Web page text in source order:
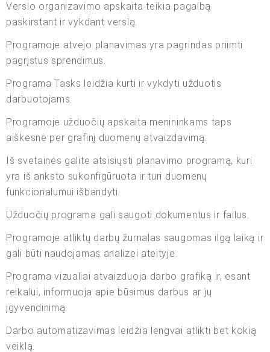
Verslo organizavimo apskaita teikia pagalbą
paskirstant ir vykdant verslą.
Programoje atvejo planavimas yra pagrindas priimti
pagrįstus sprendimus.
Programa Tasks leidžia kurti ir vykdyti užduotis
darbuotojams.
Programoje užduočių apskaita menininkams taps
aiškesnė per grafinį duomenų atvaizdavimą.
Iš svetainės galite atsisiųsti planavimo programą, kuri
yra iš anksto sukonfigūruota ir turi duomenų
funkcionalumui išbandyti.
Užduočių programa gali saugoti dokumentus ir failus.
Programoje atliktų darbų žurnalas saugomas ilgą laiką ir
gali būti naudojamas analizei ateityje.
Programa vizualiai atvaizduoja darbo grafiką ir, esant
reikalui, informuoja apie būsimus darbus ar jų
įgyvendinimą.
Darbo automatizavimas leidžia lengvai atlikti bet kokią
veiklą.